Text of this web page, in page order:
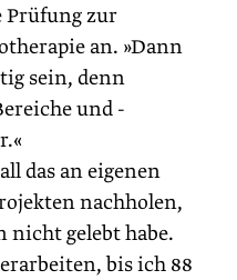
Prüfung zur
an. »Dann
sein, denn
und
das an eigenen
nachholen,
nicht gelebt habe.
bis ich 88